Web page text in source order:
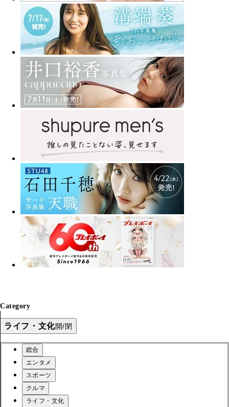
Category
ライフ・文化開/閉
総合
エンタメ
スポーツ
クルマ
ライフ・文化